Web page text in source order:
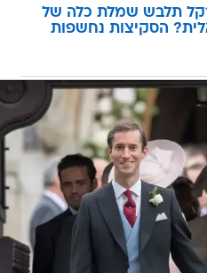
תלבש שמלת כלה של
הסקיצות נחשפות